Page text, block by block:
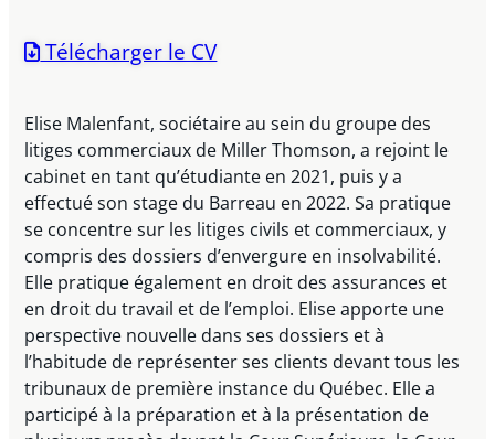
Télécharger le CV
Elise Malenfant, sociétaire au sein du groupe des
litiges commerciaux de Miller Thomson, a rejoint le
cabinet en tant qu’étudiante en 2021, puis y a
effectué son stage du Barreau en 2022. Sa pratique
se concentre sur les litiges civils et commerciaux, y
compris des dossiers d’envergure en insolvabilité.
Elle pratique également en droit des assurances et
en droit du travail et de l’emploi. Elise apporte une
perspective nouvelle dans ses dossiers et à
l’habitude de représenter ses clients devant tous les
tribunaux de première instance du Québec. Elle a
participé à la préparation et à la présentation de